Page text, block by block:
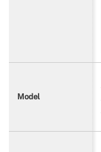
Model